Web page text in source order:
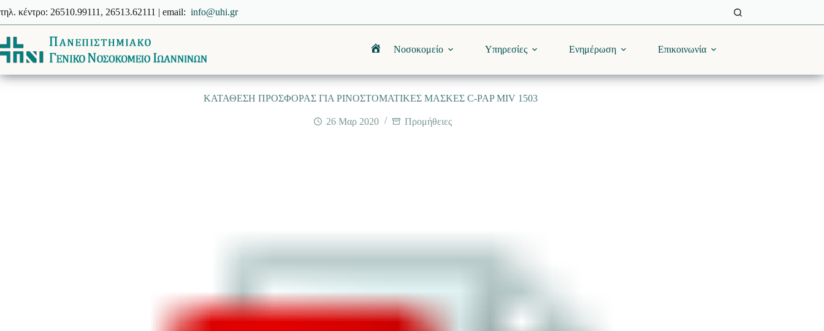
στο
περιεχόμενο
τηλ. κέντρο: 26510.99111, 26513.62111 | email: info@uhi.gr
ΑρχικήΝοσοκομείο Υπηρεσίες Ενημέρωση Επικοινωνία
ΚΑΤΑΘΕΣΗ ΠΡΟΣΦΟΡΑΣ ΓΙΑ ΡΙΝΟΣΤΟΜΑΤΙΚΕΣ ΜΑΣΚΕΣ C-PAP MIV 1503
26 Μαρ 2020 Προμήθειες